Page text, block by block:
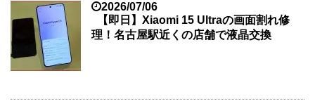
2026/07/06
【即日】Xiaomi 15 Ultraの画面割れ修
理！名古屋駅近くの店舗で液晶交換